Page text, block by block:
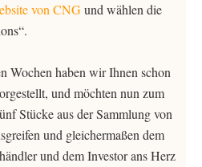
von CNGund wählen die
Wochen haben wir Ihnen schon
und möchten nun zum
Stücke aus der Sammlung von
und gleichermaßen dem
und dem Investor ans Herz